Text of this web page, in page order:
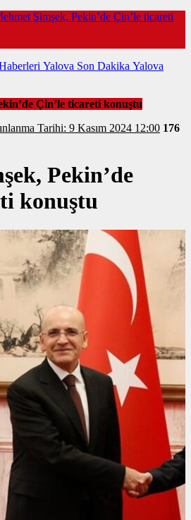
Şimşek, Pekin’de Çin’le ticareti
Yalova Son Dakika Yalova
Çin’le ticareti konuştu
Yayınlanma Tarihi: 9 Kasım 2024 12:00 176
Pekin’de
konuştu